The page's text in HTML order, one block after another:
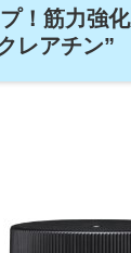
！筋力強
レアチン”